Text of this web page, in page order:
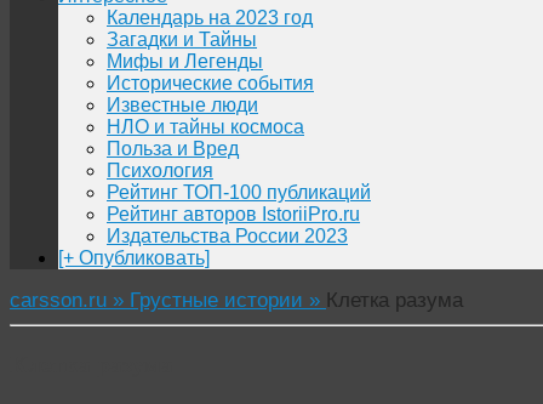
Календарь на 2023 год
Загадки и Тайны
Мифы и Легенды
Исторические события
Известные люди
НЛО и тайны космоса
Польза и Вред
Психология
Рейтинг ТОП-100 публикаций
Рейтинг авторов IstoriiPro.ru
Издательства России 2023
[+ Опубликовать]
carsson.ru » Грустные истории » Клетка разума